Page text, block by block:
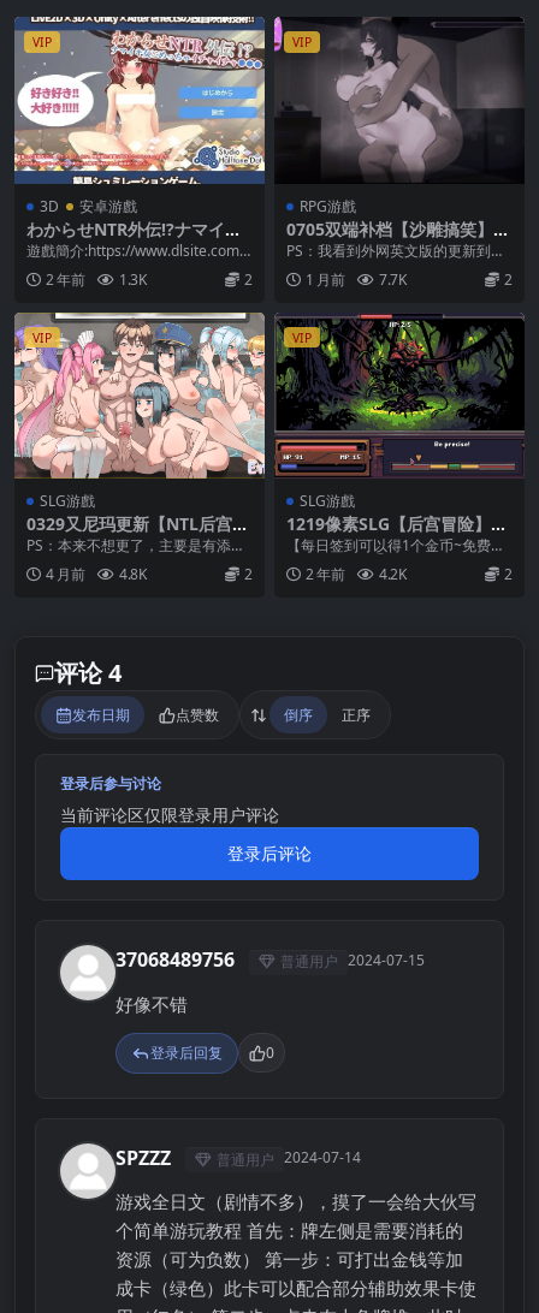
VIP
3D 安卓游戲
わからせNTR外伝!?ナマイキ
女とめっちゃイチャイチャ●
●● Android
遊戲簡介:https://www.dlsite.com/a
ppx/work/=/...
2 年前 1.3K 2
VIP
RPG游戲
0705双端补档【沙雕搞笑】
啊，幽灵 ~ あ、幽霊 Ah, Gho
PS：我看到外网英文版的更新到了
1.1，但是我没找到，我也不知道我
发的这个是不是...
1 月前 7.7K 2
VIP
SLG游戲
0329又尼玛更新【NTL后宫】
背德浴场 Immoral-Bathhou
se ver0.0.51【官中无码】
PS：本来不想更了，主要是有添加
新内容！ 更新日志： v0.0.51 新增
多种强...
4 月前 4.8K 2
VIP
SLG游戲
1219像素SLG【后宫冒险】奥
瑞拉的奇幻冒险~奥雷利亚 Au
relia 官中无码
【每日签到可以得1个金币~免费兑
换1个游戏】 ①把后缀名为.zipP改
为zip和...
2 年前 4.2K 2
评论 4
发布日期 点赞数 倒序 正序
登录后参与讨论
当前评论区仅限登录用户评论
登录后评论
3 37068489756 普通用户 2024-07-15
好像不错
登录后回复 0
S SPZZZ 普通用户 2024-07-14
游戏全日文（剧情不多），摸了一会给大伙写
个简单游玩教程 首先：牌左侧是需要消耗的
资源（可为负数） 第一步：可打出金钱等加
成卡（绿色）此卡可以配合部分辅助效果卡使